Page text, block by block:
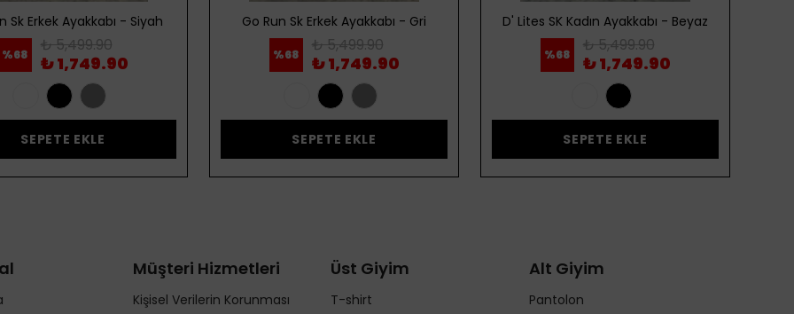
Sk Erkek Ayakkabı - Siyah
%68 ₺ 5,499.90
₺ 1,749.90
SEPETE EKLE
Go Run Sk Erkek Ayakkabı - Gri
%68 ₺ 5,499.90
₺ 1,749.90
SEPETE EKLE
D' Lites SK Kadın Ayakkabı - Beyaz
%68 ₺ 5,499.90
₺ 1,749.90
SEPETE EKLE
Müşteri Hizmetleri
Kişisel Verilerin Korunması
Üst Giyim
T-shirt
Alt Giyim
Pantolon